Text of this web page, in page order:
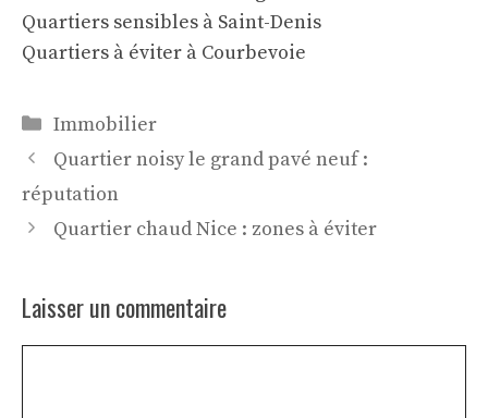
Quartiers sensibles à Saint-Denis
Quartiers à éviter à Courbevoie
Catégories
Immobilier
Quartier noisy le grand pavé neuf :
réputation
Quartier chaud Nice : zones à éviter
Laisser un commentaire